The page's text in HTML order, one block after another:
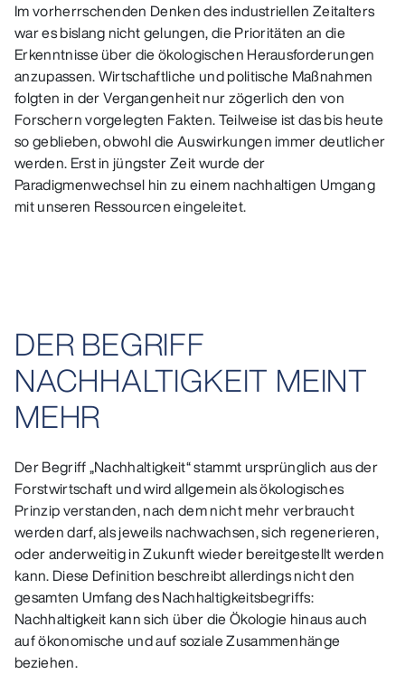
Im vorherrschenden Denken des industriellen Zeitalters
war es bislang nicht gelungen, die Prioritäten an die
Erkenntnisse über die ökologischen Herausforderungen
anzupassen. Wirtschaftliche und politische Maßnahmen
folgten in der Vergangenheit nur zögerlich den von
Forschern vorgelegten Fakten. Teilweise ist das bis heute
so geblieben, obwohl die Auswirkungen immer deutlicher
werden. Erst in jüngster Zeit wurde der
Paradigmenwechsel hin zu einem nachhaltigen Umgang
mit unseren Ressourcen eingeleitet.
DER BEGRIFF
NACHHALTIGKEIT MEINT
MEHR
Der Begriff „Nachhaltigkeit“ stammt ursprünglich aus der
Forstwirtschaft und wird allgemein als ökologisches
Prinzip verstanden, nach dem nicht mehr verbraucht
werden darf, als jeweils nachwachsen, sich regenerieren,
oder anderweitig in Zukunft wieder bereitgestellt werden
kann. Diese Definition beschreibt allerdings nicht den
gesamten Umfang des Nachhaltigkeitsbegriffs:
Nachhaltigkeit kann sich über die Ökologie hinaus auch
auf ökonomische und auf soziale Zusammenhänge
beziehen.